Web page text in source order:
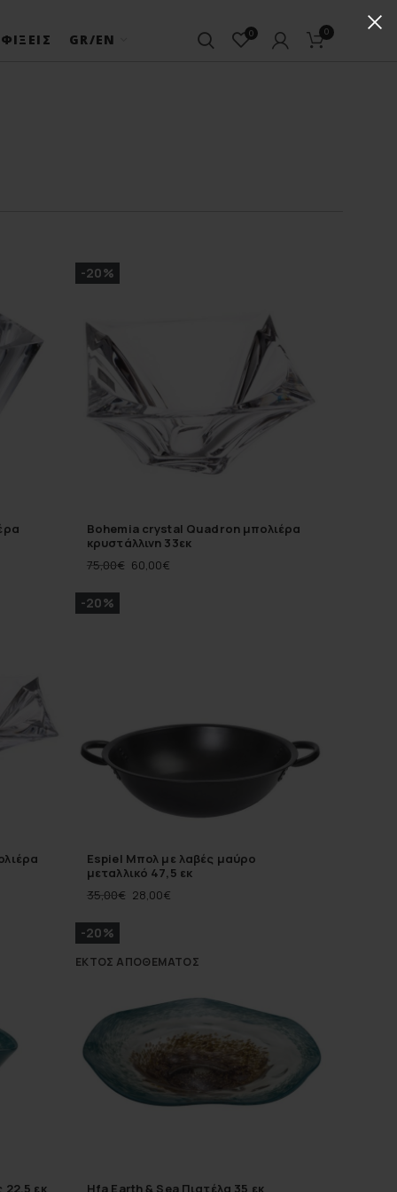
GR/EN 0 0
-20%
Bohemia crystal Quadron μπολιέρα
κρυστάλλινη 33εκ
75,00€ 60,00€
-20%
Espiel Μπολ με λαβές μαύρο
μεταλλικό 47,5 εκ
35,00€ 28,00€
-20%
ΕΚΤΌΣ ΑΠΟΘΈΜΑΤΟΣ